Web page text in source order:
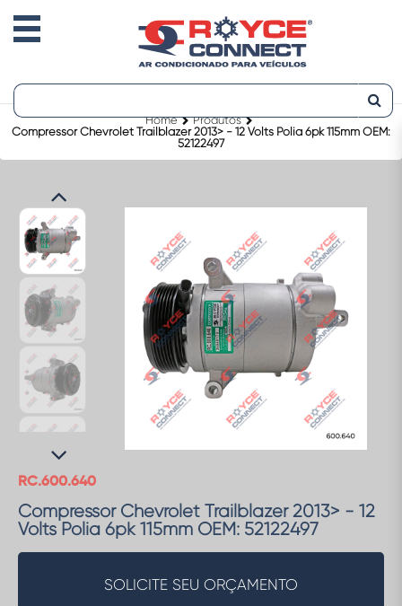
Home
Produtos
Compressor Chevrolet Trailblazer 2013> - 12 Volts Polia 6pk 115mm OEM:
52122497
RC.600.640
Compressor Chevrolet Trailblazer 2013> - 12
Volts Polia 6pk 115mm OEM: 52122497
SOLICITE SEU ORÇAMENTO